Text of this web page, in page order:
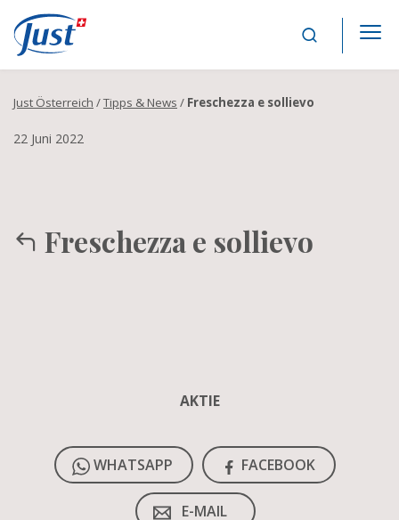
Main Navigation
Just Österreich /Tipps & News / Freschezza e sollievo
22 Juni 2022
Freschezza e sollievo
AKTIE
WHATSAPP FACEBOOK
E-MAIL